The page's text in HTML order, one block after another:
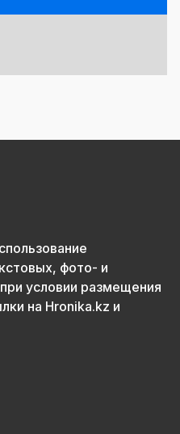
фото- и
условии размещения
на Hronika.kz и